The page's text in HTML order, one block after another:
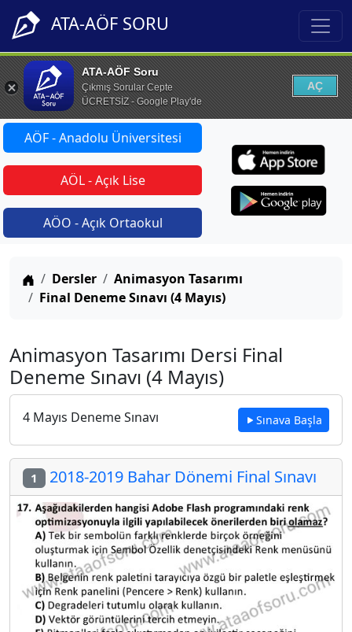
ATA-AÖF SORU
ATA-AÖF Soru
Çıkmış Sorular Cepte
ÜCRETSİZ - Google Play'de
AÇ
AÖF - Anadolu Üniversitesi
AÖL - Açık Lise
AÖO - Açık Ortaokul
Anasayfa
Dersler
Animasyon Tasarımı
Final Deneme Sınavı (4 Mayıs)
Animasyon Tasarımı Dersi Final
Deneme Sınavı (4 Mayıs)
4 Mayıs Deneme Sınavı Sınava Başla
1 2018-2019 Bahar Dönemi Final Sınavı